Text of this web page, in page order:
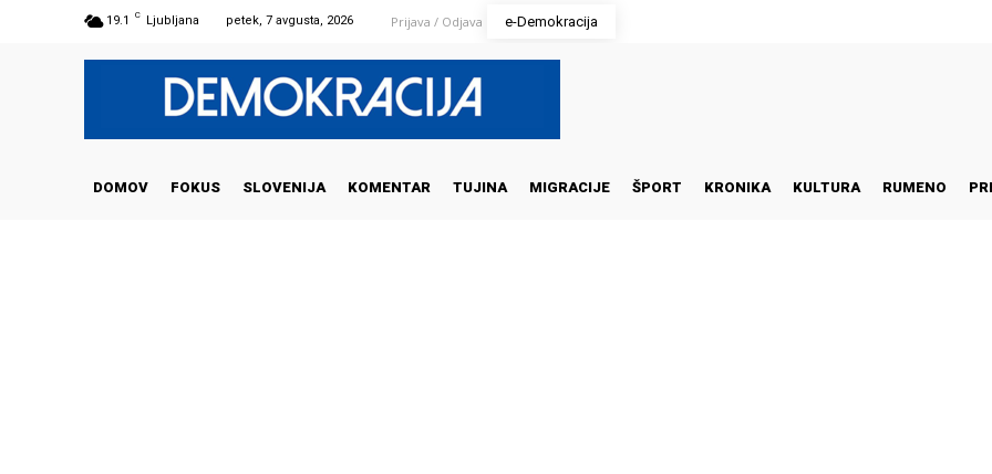
19.1 C Ljubljana petek, 7 avgusta, 2026 Prijava / Odjava e-Demokracija
DOMOV FOKUS SLOVENIJA KOMENTAR TUJINA MIGRACIJE ŠPORT KRONIKA KULTURA RUMENO